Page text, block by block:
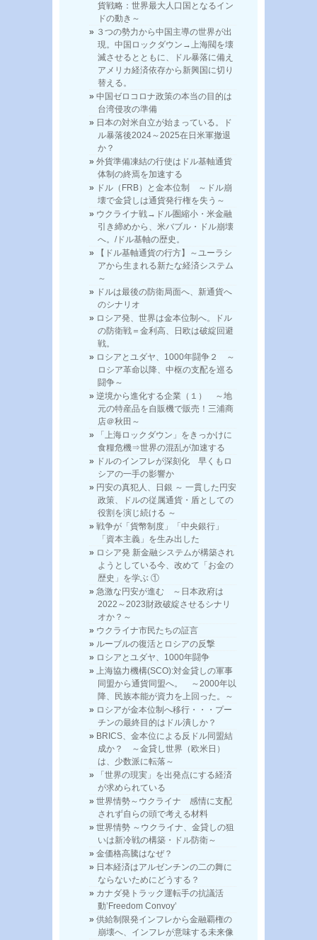
貨戦略：世界最大人口国となるイン
ドの動き～
３つの勢力から中国主導の世界が出
現。中国ロックダウン→上海閥を壊
滅させるとともに、ドル暴落に備え
アメリカ経済依存から新興国に切り
替える。
中国ゼロコロナ政策の本当の目的は
台湾侵攻の準備
日本の対米自立が始まっている。ド
ル暴落後2024～2025在日米軍撤退
か？
外貨準備凍結の行使はドル基軸通貨
体制の終焉を加速する
ドル（FRB）と金本位制 ～ドル崩
壊で金貸しは通貨発行権を失う～
ウクライナ戦→ドル圏縮小・米金融
引き締めから、米バブル・ドル崩壊
へ。/ドル基軸の歴史。
【ドル基軸通貨の行方】～ユーラシ
アから生まれる新たな経済システム
～
ドルは最後の防衛局面へ、新通貨へ
のシナリオ
ロシア発、世界は金本位制へ。ドル
の防衛戦＝金利高、日欧は破綻回避
戦。
ロシアとユダヤ、1000年闘争２ ～
ロシア革命以降、中枢の支配を巡る
闘争～
逆境から進化する企業（１） ～地
元の特産品を自販機で販売！三浦商
店＠秋田～
「上海ロックダウン」をきっかけに
食糧危機⇒世界の混乱が加速する
ドルのインフレが深刻化 早くもロ
シアの一手の影響か
円安の真犯人、日銀 ～ 一貫した円安
政策、ドルの従属通貨・盾としての
役割を演じ続ける ～
戦争が「貨幣制度」「中央銀行」
「資本主義」を生み出した
ロシア発 新金融システムが構築され
ようとしている今、改めて「お金の
歴史」を学ぶ ①
急激な円安が進む ～日本政府は
2022～2023財政破綻させるシナリ
オか？～
ウクライナ市民たちの証言
ルーブルの復活とロシアの反撃
ロシアとユダヤ、1000年闘争
上海協力機構(SCO):対金貸しの軍事
同盟から通貨同盟へ。 ～2000年以
降、民族本能が資力を上回った。～
ロシアが金本位制へ移行・・・プー
チンの最終目的はドル潰しか？
BRICS、金本位による反ドル同盟結
成か？ ～金貸し世界（欧米日）
は、少数派に転落～
「世界の現実」を出発点にする経済
が求められている
世界情勢～ウクライナ 感情に支配
されず自らの頭で考える材料
世界情勢 ～ウクライナ、金貸しの狙
いは新冷戦の構築・ドル防衛～
金価格高騰はなぜ？
日本経済はアルゼンチンの二の舞に
ならないためにどうする？
カナダ発トラック運転手の抗議活
動’Freedom Convoy’
供給制限発インフレから金融覇権の
崩壊へ、インフレが意味する未来像